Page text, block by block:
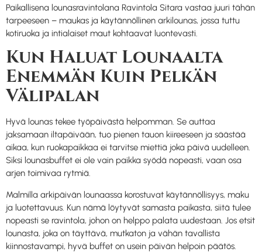
Paikallisena lounasravintolana Ravintola Sitara vastaa juuri tähän
tarpeeseen – maukas ja käytännöllinen arkilounas, jossa tuttu
kotiruoka ja intialaiset maut kohtaavat luontevasti.
Kun Haluat Lounaalta
Enemmän Kuin Pelkän
Välipalan
Hyvä lounas tekee työpäivästä helpomman. Se auttaa
jaksamaan iltapäivään, tuo pienen tauon kiireeseen ja säästää
aikaa, kun ruokapaikkaa ei tarvitse miettiä joka päivä uudelleen.
Siksi lounasbuffet ei ole vain paikka syödä nopeasti, vaan osa
arjen toimivaa rytmiä.
Malmilla arkipäivän lounaassa korostuvat käytännöllisyys, maku
ja luotettavuus. Kun nämä löytyvät samasta paikasta, siitä tulee
nopeasti se ravintola, johon on helppo palata uudestaan. Jos etsit
lounasta, joka on täyttävä, mutkaton ja vähän tavallista
kiinnostavampi, hyvä buffet on usein päivän helpoin päätös.